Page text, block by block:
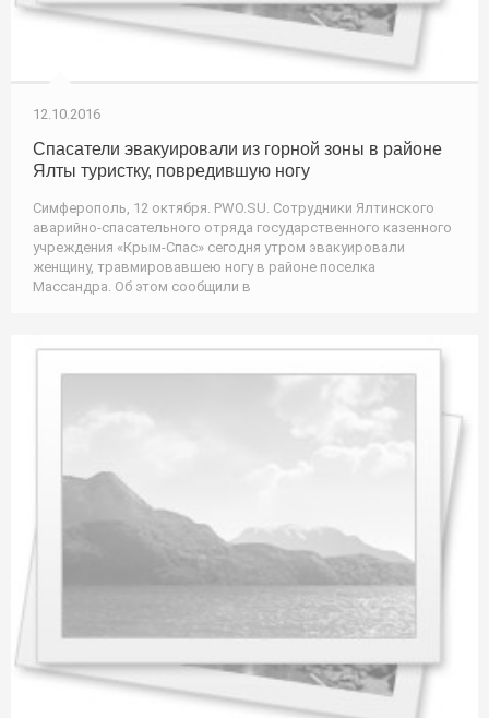
12.10.2016
Спасатели эвакуировали из горной зоны в районе
Ялты туристку, повредившую ногу
Симферополь, 12 октября. PWO.SU. Сотрудники Ялтинского
аварийно-спасательного отряда государственного казенного
учреждения «Крым-Спас» сегодня утром эвакуировали
женщину, травмировавшею ногу в районе поселка
Массандра. Об этом сообщили в